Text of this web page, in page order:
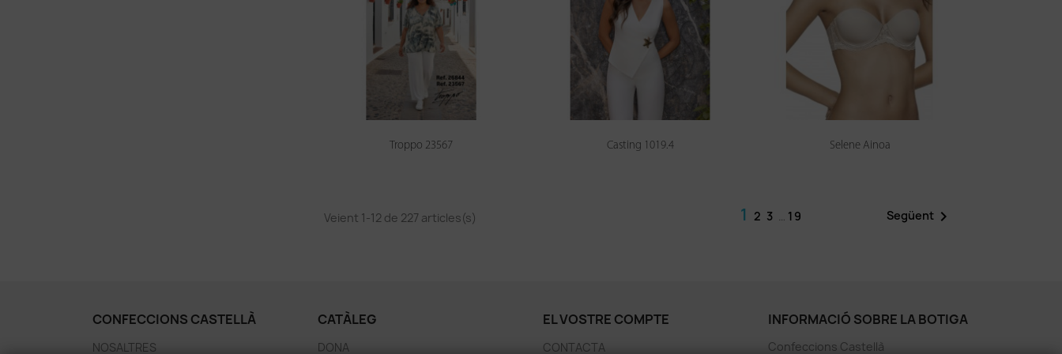
Troppo 23567 Casting 1019.4 Selene Ainoa
Veient 1-12 de 227 articles(s) 1 2 3 … 19 Següent
CONFECCIONS CASTELLÀ
NOSALTRES
CATÀLEG
DONA
EL VOSTRE COMPTE
CONTACTA
INFORMACIÓ SOBRE LA BOTIGA
Confeccions Castellà